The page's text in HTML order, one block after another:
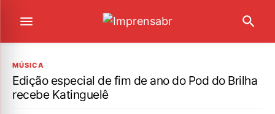
MÚSICA
Edição especial de fim de ano do Pod do Brilha
recebe Katinguelê